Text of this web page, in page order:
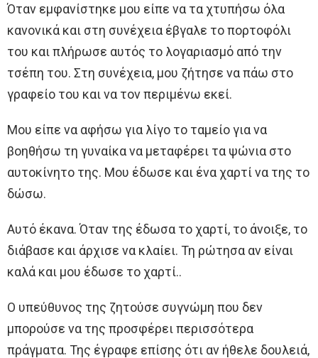
Όταν εμφανίστηκε μου είπε να τα χτυπήσω όλα
κανονικά και στη συνέχεια έβγαλε το πορτοφόλι
του και πλήρωσε αυτός το λογαριασμό από την
τσέπη του. Στη συνέχεια, μου ζήτησε να πάω στο
γραφείο του και να τον περιμένω εκεί.
Μου είπε να αφήσω για λίγο το ταμείο για να
βοηθήσω τη γυναίκα να μεταφέρει τα ψώνια στο
αυτοκίνητο της. Μου έδωσε και ένα χαρτί να της το
δώσω.
Αυτό έκανα. Όταν της έδωσα το χαρτί, το άνοιξε, το
διάβασε και άρχισε να κλαίει. Τη ρώτησα αν είναι
καλά και μου έδωσε το χαρτί..
Ο υπεύθυνος της ζητούσε συγνώμη που δεν
μπορούσε να της προσφέρει περισσότερα
πράγματα. Της έγραφε επίσης ότι αν ήθελε δουλειά,